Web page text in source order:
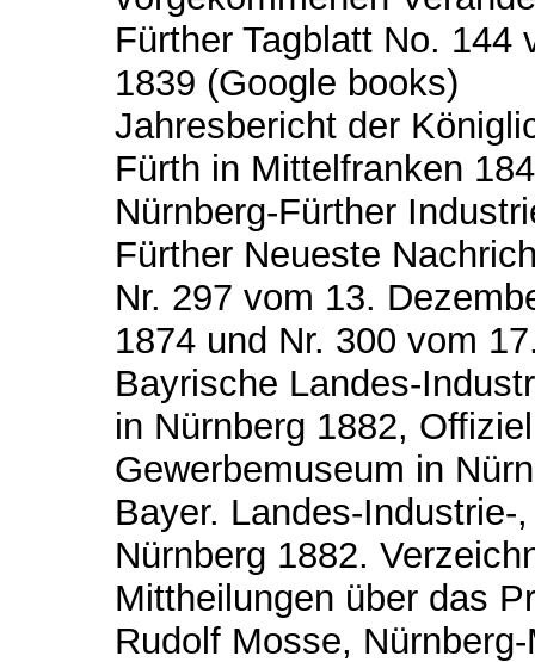
Fürther Tagblatt No. 144
1839 (Google books)
Jahresbericht der
Fürth in Mittelfranken
Nürnberg-Fürther
Fürther Neueste
Nr. 297 vom 13.
1874 und Nr. 300 vom
Bayrische Landes-
in Nürnberg 1882,
Gewerbemuseum in
Bayer. Landes-
Nürnberg 1882.
Mittheilungen über das
Rudolf Mosse,